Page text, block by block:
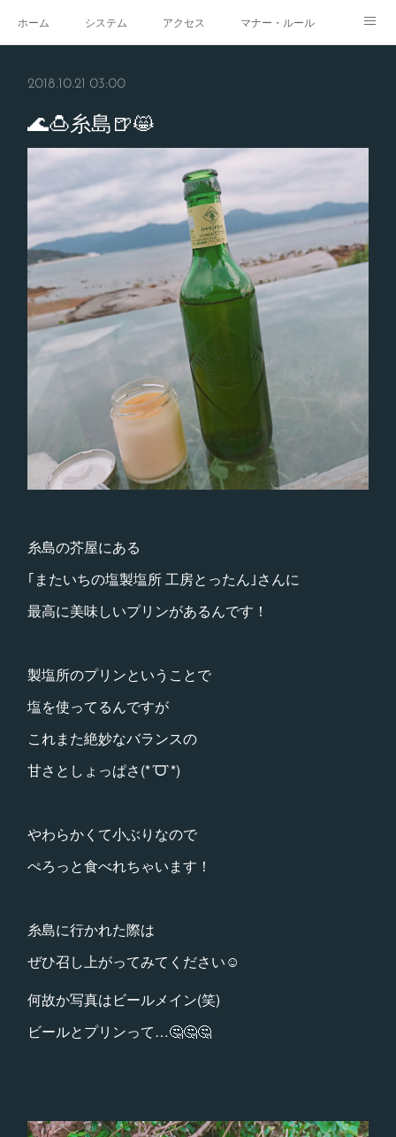
ホーム システム アクセス マナー・ルール
2018.10.21 03:00
🌊🍮糸島🍺😸
糸島の芥屋にある
｢またいちの塩製塩所 工房とったん｣さんに
最高に美味しいプリンがあるんです！
製塩所のプリンということで
塩を使ってるんですが
これまた絶妙なバランスの
甘さとしょっぱさ(*´ᗜ`*)
やわらかくて小ぶりなので
ぺろっと食べれちゃいます！
糸島に行かれた際は
ぜひ召し上がってみてください☺
何故か写真はビールメイン(笑)
ビールとプリンって…🤔🤔🤔